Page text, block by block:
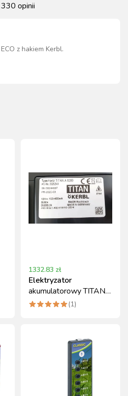
z hakiem Kerbl.
330 opinii
1332.83 zł
Elektryzator
akumulatorowy TITAN
A 8000 dla zwierząt
(1)